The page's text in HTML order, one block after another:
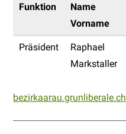
Funktion
Name
Vorname
Präsident
Raphael
Markstaller
bezirkaarau.grunliberale.ch